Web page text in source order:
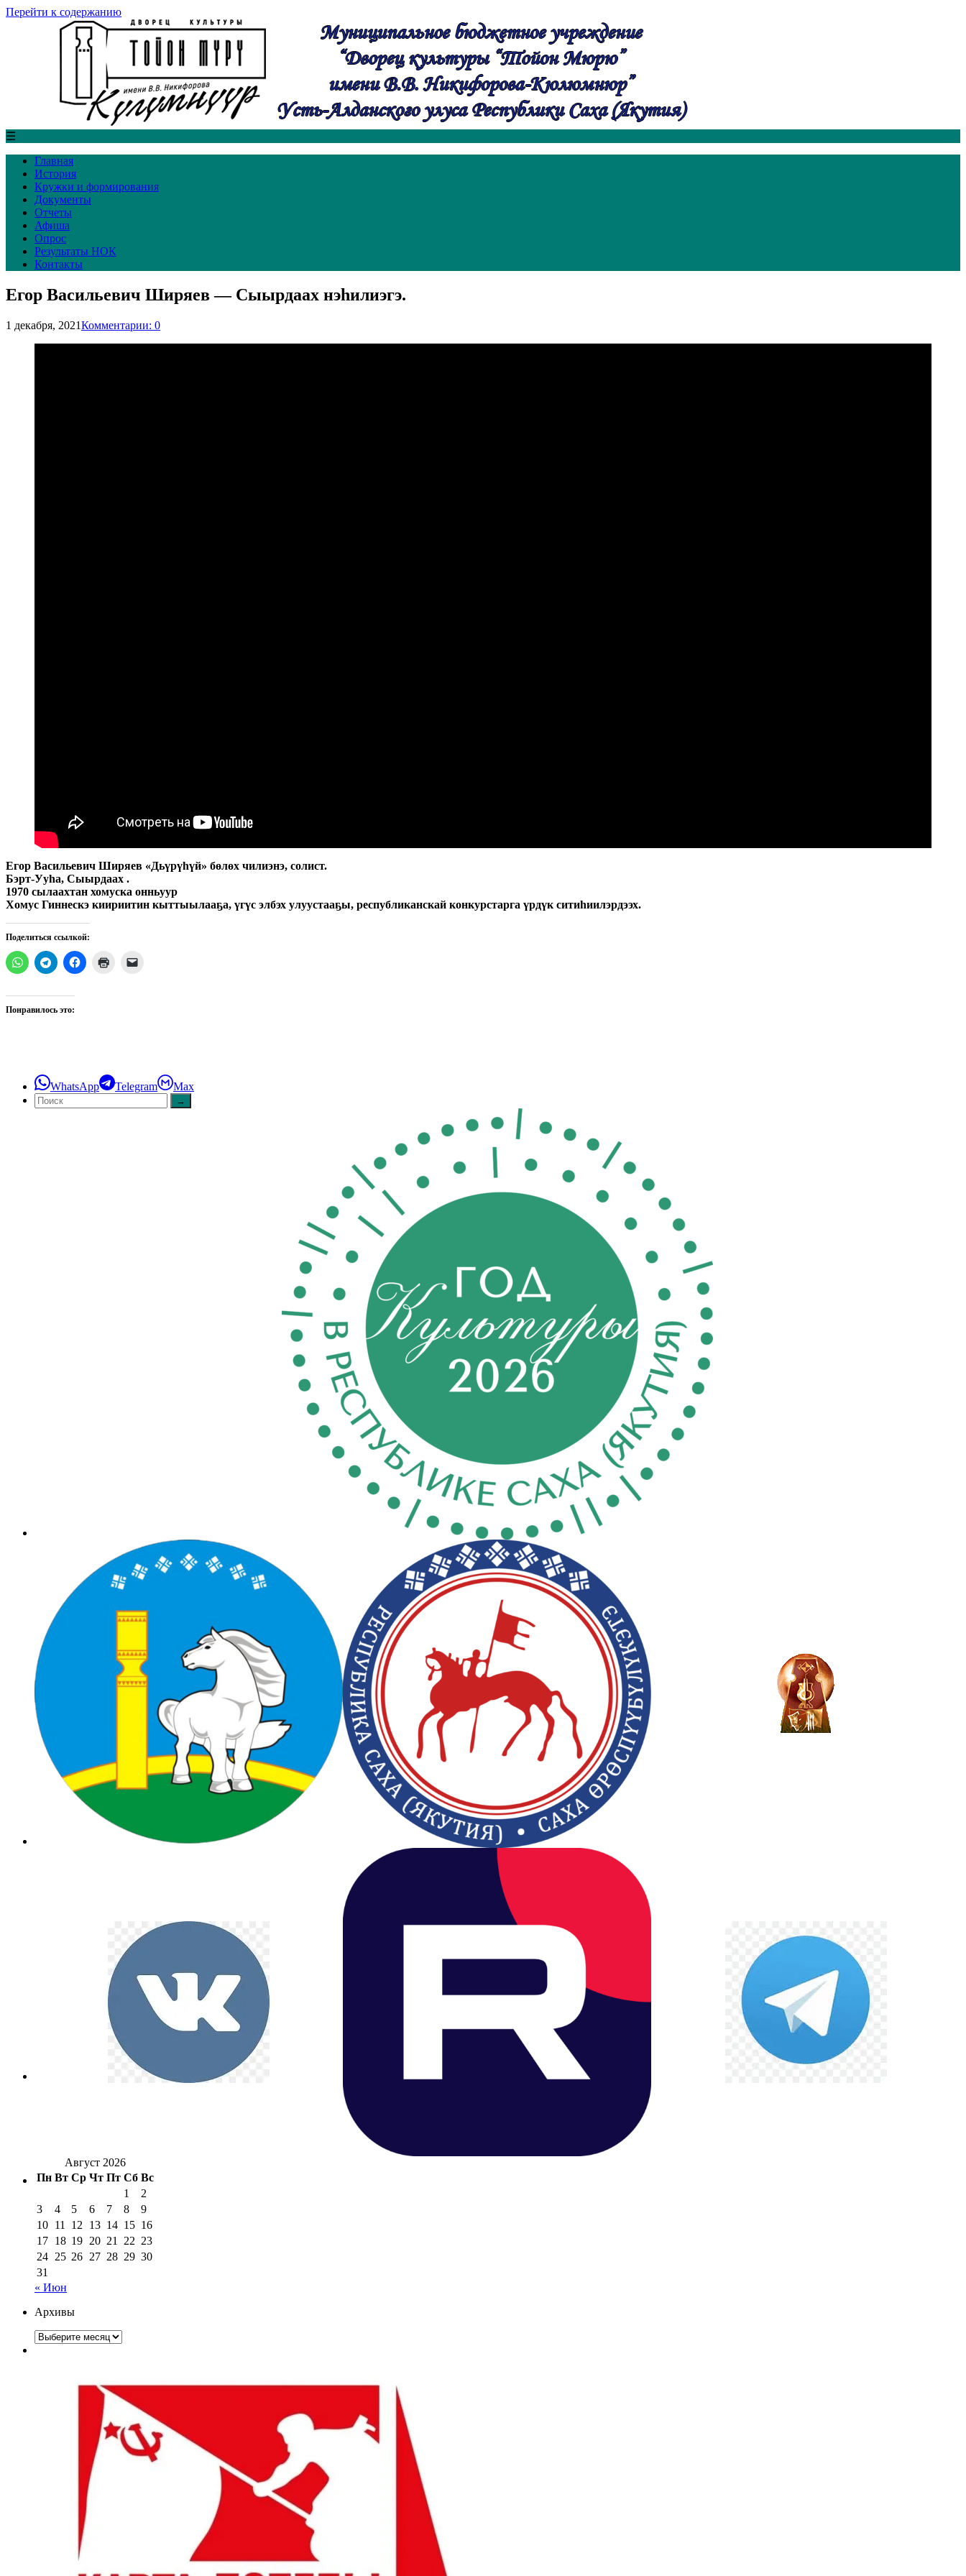
Перейти к содержанию
☰
Главная
История
Кружки и формирования
Документы
Отчеты
Афиша
Опрос
Результаты НОК
Контакты
Егор Васильевич Ширяев — Сыырдаах нэһилиэгэ.
1 декабря, 2021Комментарии: 0
Егор Васильевич Ширяев «Дьүрүһүй» бөлөх чилиэнэ, солист.
Бэрт-Ууһа, Сыырдаах .
1970 сылаахтан хомуска онньуур
Хомус Гиннескэ киириитин кыттыылааҕа, үгүс элбэх улуустааҕы, республиканскай конкурстарга үрдүк ситиһиилэрдээх.
Поделиться ссылкой:
Понравилось это:
WhatsApp Telegram Max
Август 2026
Пн Вт Ср Чт Пт Сб Вс
1
2
3
4 5 6 7 8
9
10 11 12 13 14 15 16
17 18 19 20 21 22 23
24 25 26 27 28 29 30
31
« Июн
Архивы
Архивы